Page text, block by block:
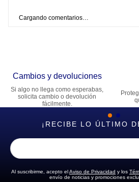
Cargando comentarios…
Cambios y devoluciones
Si algo no llega como esperabas,
solicita cambio o devolución
fácilmente.
¡RECIBE LO ÚLTIMO
Al suscribirme, acepto elAviso de Privacidad y los
envío de noticias y promociones